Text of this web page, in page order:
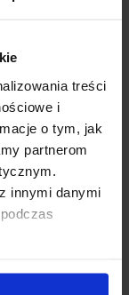
treści
i
o tym, jak
partnerom
innymi danymi
zestawem
dopasowany
20x30 mm...